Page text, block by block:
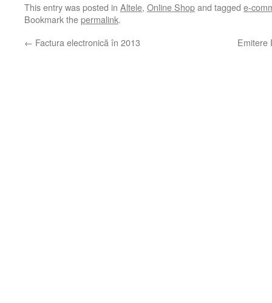
This entry was posted in Altele, Online Shopand tagged e-
Bookmark thepermalink.
← Factura electronică în 2013 Emitere